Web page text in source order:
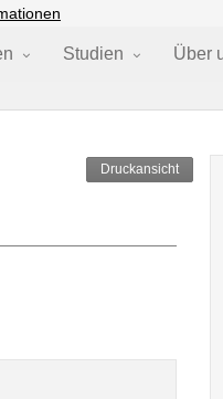
Studien Über
Druckansicht